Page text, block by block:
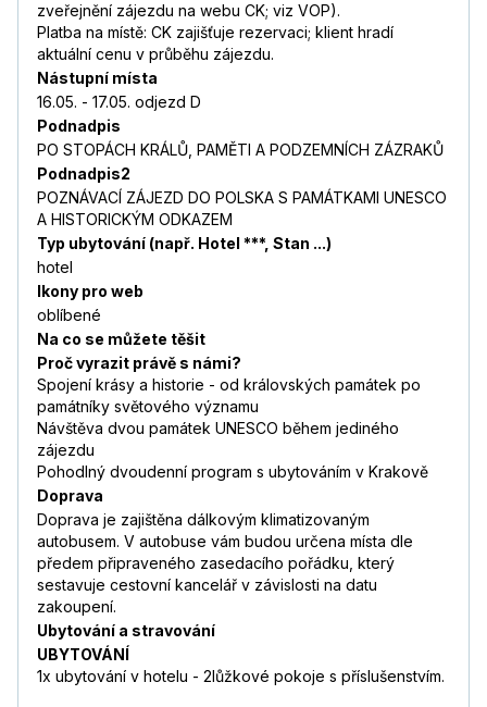
zveřejnění zájezdu na webu CK; viz VOP).
Platba na místě: CK zajišťuje rezervaci; klient hradí
aktuální cenu v průběhu zájezdu.
Nástupní místa
16.05. - 17.05. odjezd D
Podnadpis
PO STOPÁCH KRÁLŮ, PAMĚTI A PODZEMNÍCH ZÁZRAKŮ
Podnadpis2
POZNÁVACÍ ZÁJEZD DO POLSKA S PAMÁTKAMI UNESCO
A HISTORICKÝM ODKAZEM
Typ ubytování (např. Hotel ***, Stan ...)
hotel
Ikony pro web
oblíbené
Na co se můžete těšit
Proč vyrazit právě s námi?
Spojení krásy a historie - od královských památek po
památníky světového významu
Návštěva dvou památek UNESCO během jediného
zájezdu
Pohodlný dvoudenní program s ubytováním v Krakově
Doprava
Doprava je zajištěna dálkovým klimatizovaným
autobusem. V autobuse vám budou určena místa dle
předem připraveného zasedacího pořádku, který
sestavuje cestovní kancelář v závislosti na datu
zakoupení.
Ubytování a stravování
UBYTOVÁNÍ
1x ubytování v hotelu - 2lůžkové pokoje s příslušenstvím.